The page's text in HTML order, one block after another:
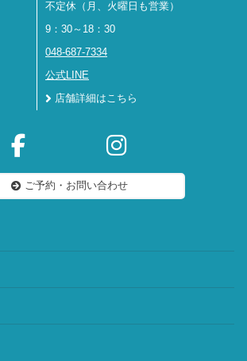
不定休（月、火曜日も営業）
9：30～18：30
048-687-7334
公式LINE
店舗詳細はこちら
ご予約・お問い合わせ